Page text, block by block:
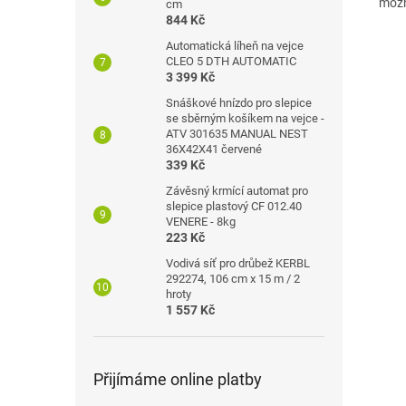
cm
844 Kč
Automatická líheň na vejce
CLEO 5 DTH AUTOMATIC
3 399 Kč
Snáškové hnízdo pro slepice
se sběrným košíkem na vejce -
ATV 301635 MANUAL NEST
36X42X41 červené
339 Kč
Závěsný krmící automat pro
slepice plastový CF 012.40
VENERE - 8kg
223 Kč
Vodivá síť pro drůbež KERBL
292274, 106 cm x 15 m / 2
hroty
1 557 Kč
Přijímáme online platby